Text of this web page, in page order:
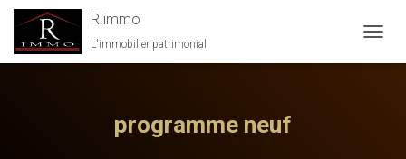
R.immo
L'immobilier patrimonial
LA
programme neuf